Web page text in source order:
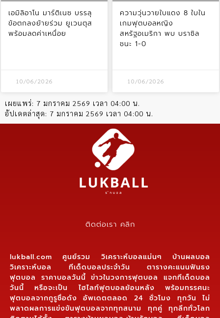
เอมิลิอาโน มาร์ติเนซ บรรลุ
ข้อตกลงย้ายร่วม ยูเวนตุส
พร้อมลดค่าเหนื่อย
10/06/2026
ความวุ่นวายใบแดง 8 ใบใน
เกมฟุตบอลหญิง
สหรัฐอเมริกา พบ บราซิล
ชนะ 1-0
10/06/2026
เผยแพร่: 7 มกราคม 2569 เวลา 04:00 น.
อัปเดตล่าสุด: 7 มกราคม 2569 เวลา 04:00 น.
ติดต่อเรา คลิก
lukball.com ศูนย์รวม วิเคราะห์บอลแม่นๆ บ้านผลบอล
วิเคราะห์บอล ทีเด็ดบอลประจำวัน ตารางคะแนนฟันธง
ฟุตบอล ราคาบอลวันนี้ ข่าวในวงการฟุตบอล แจกทีเด็ดบอล
วันนี้ หรือจะเป็น ไฮไลท์ฟุตบอลย้อนหลัง พร้อมทรรศนะ
ฟุตบอลจากกูรูชื่อดัง อัพเดตตลอด 24 ชั่วโมง ทุกวัน ไม่
พลาดผลการแข่งขันฟุตบอลจากทุกสนาม ทุกคู่ ทุกลีกทั่วโลก